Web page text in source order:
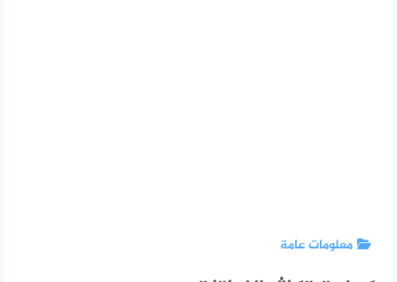
معلومات عامة